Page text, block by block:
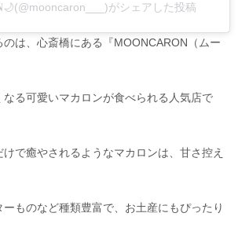
がシェアした投稿
のは、心斎橋にある『MOONCARON（ムー
る可愛いマカロンが食べられる人気店で
で癒やされるようなマカロンは、甘さ控え
ものなど種類豊富で、お土産にもぴったり